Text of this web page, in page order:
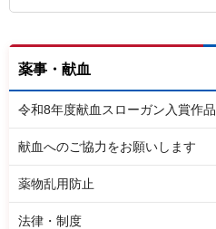
薬事・献血
令和8年度献血スローガン入賞作品
献血へのご協力をお願いします
薬物乱用防止
法律・制度